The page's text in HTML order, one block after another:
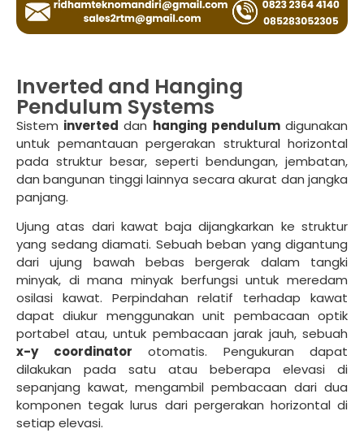
Inverted and Hanging
Pendulum Systems
Sistem inverted dan hanging pendulumdigunakan
untuk pemantauan pergerakan struktural horizontal
pada struktur besar, seperti bendungan, jembatan,
dan bangunan tinggi lainnya secara akurat dan jangka
panjang.
Ujung atas dari kawat baja dijangkarkan ke struktur
yang sedang diamati. Sebuah beban yang digantung
dari ujung bawah bebas bergerak dalam tangki
minyak, di mana minyak berfungsi untuk meredam
osilasi kawat. Perpindahan relatif terhadap kawat
dapat diukur menggunakan unit pembacaan optik
portabel atau, untuk pembacaan jarak jauh, sebuah
x-y coordinator otomatis. Pengukuran dapat
dilakukan pada satu atau beberapa elevasi di
sepanjang kawat, mengambil pembacaan dari dua
komponen tegak lurus dari pergerakan horizontal di
setiap elevasi.